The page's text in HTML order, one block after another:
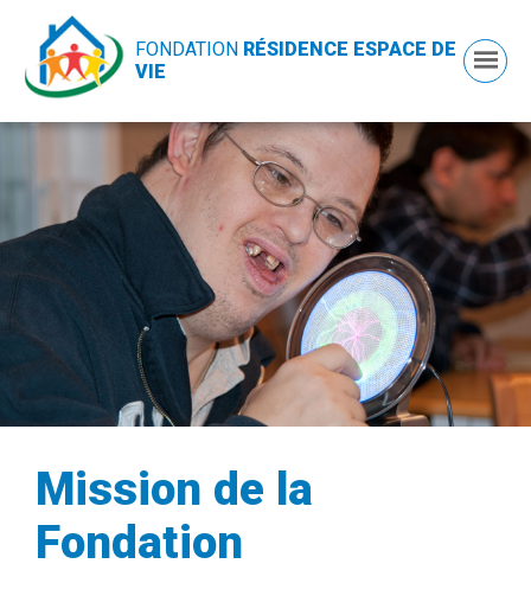
FONDATION RÉSIDENCE ESPACE DE
VIE
Mission de la
Fondation